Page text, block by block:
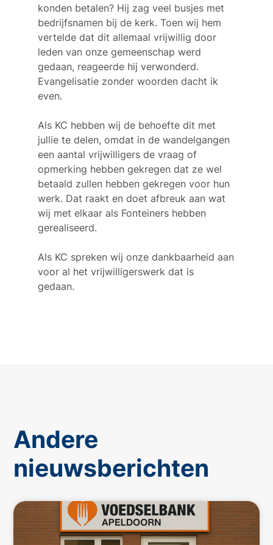
konden betalen? Hij zag veel busjes met
bedrijfsnamen bij de kerk. Toen wij hem
vertelde dat dit allemaal vrijwillig door
leden van onze gemeenschap werd
gedaan, reageerde hij verwonderd.
Evangelisatie zonder woorden dacht ik
even.
Als KC hebben wij de behoefte dit met
jullie te delen, omdat in de wandelgangen
een aantal vrijwilligers de vraag of
opmerking hebben gekregen dat ze wel
betaald zullen hebben gekregen voor hun
werk. Dat raakt en doet afbreuk aan wat
wij met elkaar als Fonteiners hebben
gerealiseerd.
Als KC spreken wij onze dankbaarheid aan
voor al het vrijwilligerswerk dat is
gedaan.
Andere
nieuwsberichten